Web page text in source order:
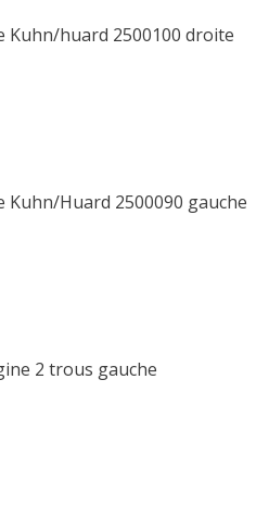
Kuhn/huard 2500100 droite
Kuhn/Huard 2500090 gauche
2 trous gauche